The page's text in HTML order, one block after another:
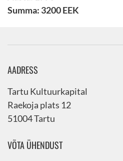
Summa: 3200 EEK
AADRESS
Tartu Kultuurkapital
Raekoja plats 12
51004 Tartu
VÕTA ÜHENDUST